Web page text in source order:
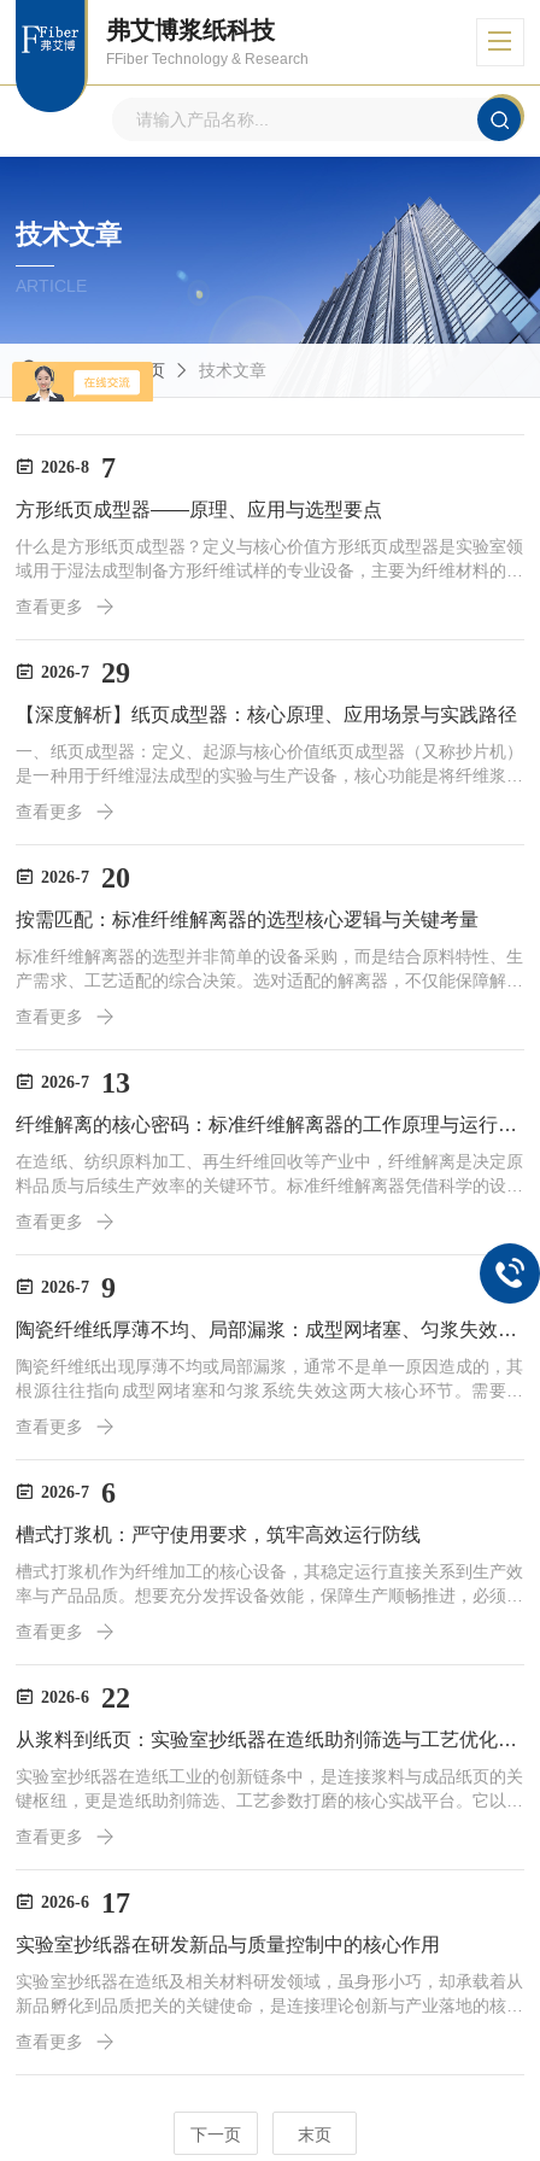
弗艾博浆纸科技
FFiber Technology & Research
技术文章
ARTICLE
当前位置：首页 技术文章
2026-8 7
方形纸页成型器——原理、应用与选型要点
什么是方形纸页成型器？定义与核心价值方形纸页成型器是实验室领
域用于湿法成型制备方形纤维试样的专业设备，主要为纤维材料的性
能检测、配方研发提供标准化试样制备支持。相比传统圆形抄片设
备，方形纸页成型器可生产大尺寸试样，更适配力学测试对样品尺寸
的要求，解决了圆形试样尺寸不足、匀度不均影响检测精度的行业痛
点。近年来，随着特种材料、新能源等领域的研发需求持续增长，行
要满足大尺寸试样、特种材料成型的多元需求，同时对工艺适配要点
查看更多
2026-7 29
【深度解析】纸页成型器：核心原理、应用场景与实践路径
一、纸页成型器：定义、起源与核心价值纸页成型器（又称抄片机）
是一种用于纤维湿法成型的实验与生产设备，核心功能是将纤维浆料
通过均匀分散、精准脱水与干燥，制成具有稳定物理性能的纸样或薄
片，是连接纤维原料与材料性能的“桥梁”——就像厨师用面粉制作面
包需要精准控制发酵和烘烤一样，纸页成型器通过控制纤维的分散、
沉积和干燥，实现材料性能的精准调控。其起源可追溯至传统造纸工
纸，但这种方法效率低、匀度差（通常仅60%-70%），无...
查看更多
2026-7 20
按需匹配：标准纤维解离器的选型核心逻辑与关键考量
标准纤维解离器的选型并非简单的设备采购，而是结合原料特性、生
产需求、工艺适配的综合决策。选对适配的解离器，不仅能保障解离
效果与生产效率，还能降低运营成本、延长设备寿命；选错则可能导
致解离不彻*、纤维损伤严重，甚至影响后续生产流程。科学的选型
逻辑，精准匹配核心需求，是发挥标准纤维解离器价值的关键前提：
1.原料特性是选型的首要核心依据，直接决定解离器的类型与配置。
生木浆、棉纤维等韧性较强、结合力紧密的原料，需选择解离强度...
查看更多
2026-7 13
纤维解离的核心密码：标准纤维解离器的工作原理与运行逻辑
在造纸、纺织原料加工、再生纤维回收等产业中，纤维解离是决定原
料品质与后续生产效率的关键环节。标准纤维解离器凭借科学的设计
逻辑与高效的运行机制，成为破解纤维团聚难题的核心设备，它以物
理与流体力学原理为支撑，将紧密缠绕、相互黏连的纤维束精准分离
为均匀单纤维，为后续加工筑牢基础。1.标准纤维解离器的工作原
理，本质是借助机械作用与流体动力的协同，打破纤维间的结合力。
设备启动后，核心解离单元先运转，通过特定结构的搅拌装置或旋转
部件，对投入的纤维原料施加持续的剪切、揉搓与撞击作用。这种
查看更多
2026-7 9
陶瓷纤维纸厚薄不均、局部漏浆：成型网堵塞、匀浆失效故障排查修复
陶瓷纤维纸出现厚薄不均或局部漏浆，通常不是单一原因造成的，其
根源往往指向成型网堵塞和匀浆系统失效这两大核心环节。需要按
照“先查网、再查浆”的顺序系统排查，才能准确锁定问题。一、成型
网堵塞：排查与修复成型网堵塞会导致滤水不畅，纤维在局部过度堆
积，直接造成纸页厚薄偏差。堵塞迹象：纸页出现局部明显偏厚，伴
随滤水速度异常变慢，即可初步判断成型网存在堵塞。排查操作：停
团或浆料中的大颗粒杂质。修复方案：若为纤维堵塞，采用低压纯
水...
查看更多
2026-7 6
槽式打浆机：严守使用要求，筑牢高效运行防线
槽式打浆机作为纤维加工的核心设备，其稳定运行直接关系到生产效
率与产品品质。想要充分发挥设备效能，保障生产顺畅推进，必须严
格遵循科学的使用要求，从设备调试、操作规范到日常维护，方位筑
牢高效运行防线，让设备始终保持良好状态。1.槽式打浆机精准的设
备调试，是设备稳定运行的前提。打浆机安装完成后，需进行全面的
调试检查。首先要确认设备各部件安装牢固，传动系统运转灵活，无
流通；同时，要根据生产需求调整打浆刀具与槽体的间隙，确保打...
查看更多
2026-6 22
从浆料到纸页：实验室抄纸器在造纸助剂筛选与工艺优化中的实战应用
实验室抄纸器在造纸工业的创新链条中，是连接浆料与成品纸页的关
键枢纽，更是造纸助剂筛选、工艺参数打磨的核心实战平台。它以小
试规模的精准可控，破解研发与量产间的转化难题，成为推动造纸技
术迭代的重要工具，为行业提质增效提供坚实支撑。一、助剂筛选：
以小试效率锚定优方案造纸助剂的性能优劣，直接决定纸张的功能特
性与生产稳定性，而实验室抄纸器为助剂筛选搭建了高效验证通道。
器构建标准化实验环境，在同一浆料基底上，仅改变助剂种类或添
加...
查看更多
2026-6 17
实验室抄纸器在研发新品与质量控制中的核心作用
实验室抄纸器在造纸及相关材料研发领域，虽身形小巧，却承载着从
新品孵化到品质把关的关键使命，是连接理论创新与产业落地的核心
纽带。它以高度可控的实验环境，为研发突破提供支撑，为质量稳定
筑牢防线，在产业升级中发挥着不可替代的作用。一、实验室抄纸器
新品研发：加速技术落地的“试验田”新品研发的核心在于将创新构想
纸、功能纸的研发需求，研发人员可通过抄纸器精准调控原料配比，
在小范围内反复测试不同纤维、填料、助剂的组合效果，快速验证...
查看更多
下一页 末页